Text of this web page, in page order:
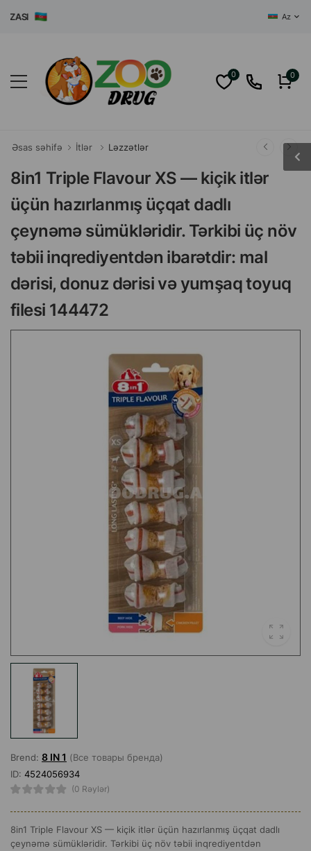
Az
0 0
Əsas səhifə İtlər Ləzzətlər
8in1 Triple Flavour XS — kiçik itlər
üçün hazırlanmış üçqat dadlı
çeynəmə sümükləridir. Tərkibi üç növ
təbii inqrediyentdən ibarətdir: mal
dərisi, donuz dərisi və yumşaq toyuq
filesi 144472
Brend: 8 IN 1 (Все товары бренда)
ID: 4524056934
(0 Rəylər)
8in1 Triple Flavour XS — kiçik itlər üçün hazırlanmış üçqat dadlı
çeynəmə sümükləridir. Tərkibi üç növ təbii inqrediyentdən